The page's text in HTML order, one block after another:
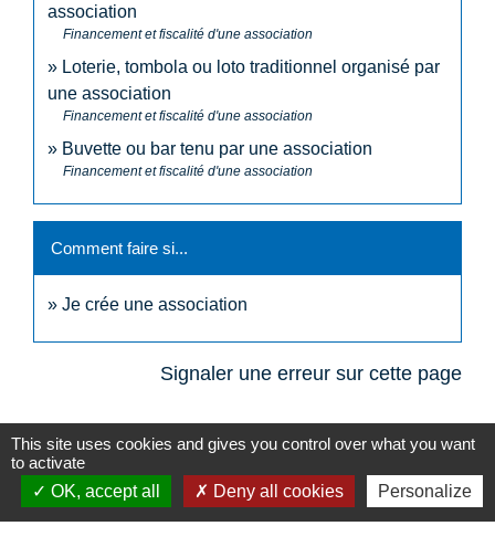
association
Financement et fiscalité d'une association
Loterie, tombola ou loto traditionnel organisé par
une association
Financement et fiscalité d'une association
Buvette ou bar tenu par une association
Financement et fiscalité d'une association
Comment faire si...
Je crée une association
Signaler une erreur sur cette page
N° utiles
This site uses cookies and gives you control over what you want
to activate
OK, accept all
Deny all cookies Personalize